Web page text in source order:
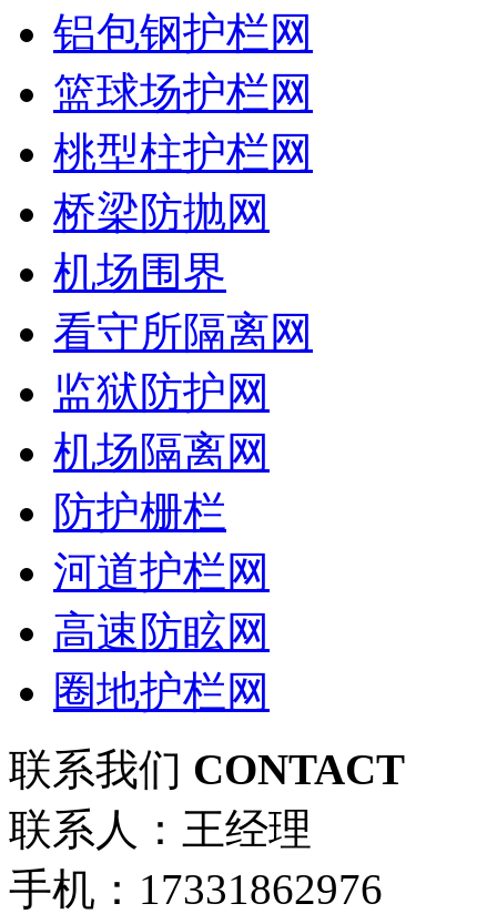
铝包钢护栏网
篮球场护栏网
桃型柱护栏网
桥梁防抛网
机场围界
看守所隔离网
监狱防护网
机场隔离网
防护栅栏
河道护栏网
高速防眩网
圈地护栏网
联系我们 CONTACT
联系人：王经理
手机：17331862976